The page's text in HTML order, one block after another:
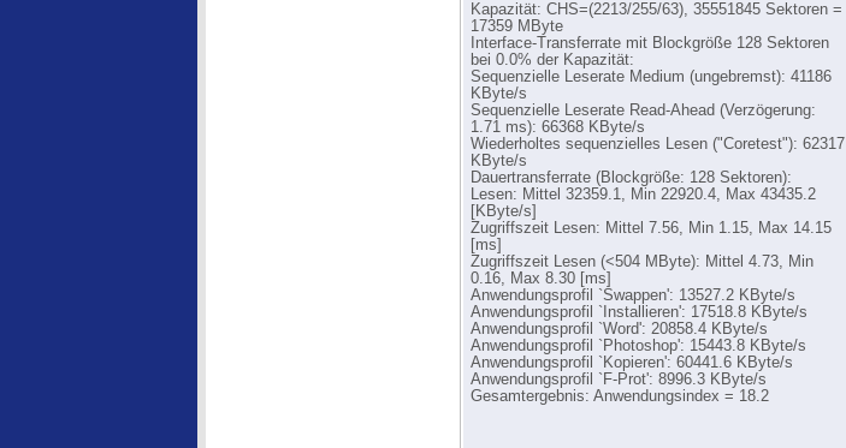
Kapazität: CHS=(2213/255/63), 35551845 Sektoren =
17359 MByte
Interface-Transferrate mit Blockgröße 128 Sektoren
bei 0.0% der Kapazität:
Sequenzielle Leserate Medium (ungebremst): 41186
KByte/s
Sequenzielle Leserate Read-Ahead (Verzögerung:
1.71 ms): 66368 KByte/s
Wiederholtes sequenzielles Lesen ("Coretest"): 62317
KByte/s
Dauertransferrate (Blockgröße: 128 Sektoren):
Lesen: Mittel 32359.1, Min 22920.4, Max 43435.2
[KByte/s]
Zugriffszeit Lesen: Mittel 7.56, Min 1.15, Max 14.15
[ms]
Zugriffszeit Lesen (<504 MByte): Mittel 4.73, Min
0.16, Max 8.30 [ms]
Anwendungsprofil `Swappen': 13527.2 KByte/s
Anwendungsprofil `Installieren': 17518.8 KByte/s
Anwendungsprofil `Word': 20858.4 KByte/s
Anwendungsprofil `Photoshop': 15443.8 KByte/s
Anwendungsprofil `Kopieren': 60441.6 KByte/s
Anwendungsprofil `F-Prot': 8996.3 KByte/s
Gesamtergebnis: Anwendungsindex = 18.2